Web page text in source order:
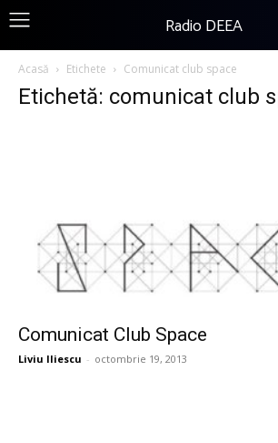
Radio DEEA
Acasă Etichete Comunicat club space
Etichetă: comunicat club
Comunicat Club Space
Liviu Iliescu - octombrie 19, 2013